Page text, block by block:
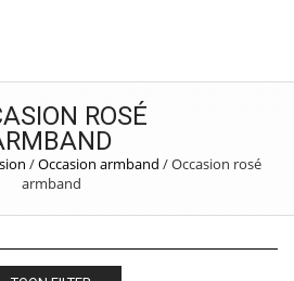
ROSÉ
/Occasion armband /Occasion rosé
armband